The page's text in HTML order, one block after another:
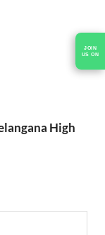
JOIN
US ON
High